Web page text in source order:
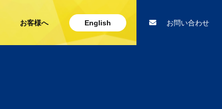
お客様へ English お問い合わせ